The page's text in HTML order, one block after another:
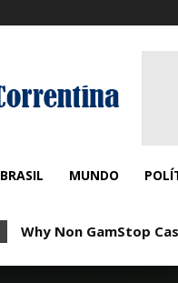
BRASIL MUNDO
Why Non GamStop